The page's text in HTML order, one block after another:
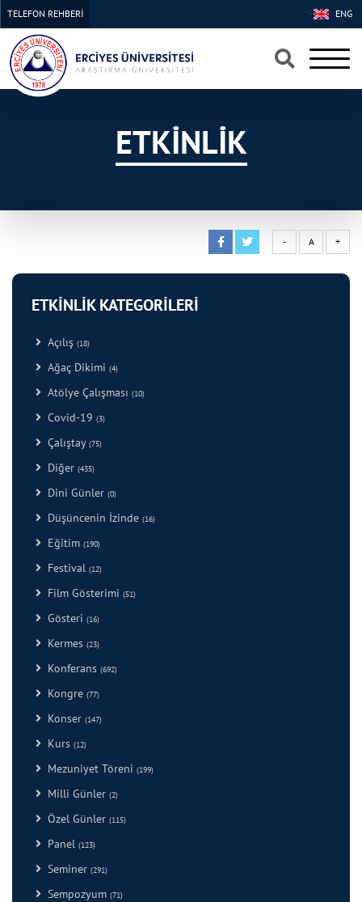
×
×
ENG
TELEFON REHBERİ
ETKİNLİK
- A +
ETKİNLİK KATEGORİLERİ
Açılış (18)
Ağaç Dikimi (4)
Atölye Çalışması (10)
Covid-19 (3)
Çalıştay (75)
Diğer (435)
Dini Günler (0)
Düşüncenin İzinde (16)
Eğitim (190)
Festival (12)
Film Gösterimi (51)
Gösteri (16)
Kermes (23)
Konferans (692)
Kongre (77)
Konser (147)
Kurs (12)
Mezuniyet Töreni (199)
Milli Günler (2)
Özel Günler (115)
Panel (123)
Seminer (291)
Sempozyum (71)